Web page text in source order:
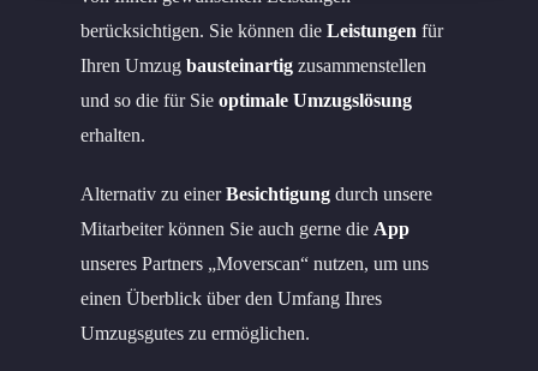
berücksichtigen. Sie können dieLeistungen für
Ihren Umzugbausteinartig zusammenstellen
und so die für Sieoptimale Umzugslösung
erhalten.
Alternativ zu einerBesichtigung durch unsere
Mitarbeiter können Sie auch gerne die App
unseres Partners „Moverscan“ nutzen, um uns
einen Überblick über den Umfang Ihres
Umzugsgutes zu ermöglichen.